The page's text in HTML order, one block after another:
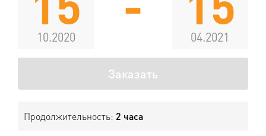
10.2020 04.2021
Заказать
Продолжительность: 2 часа